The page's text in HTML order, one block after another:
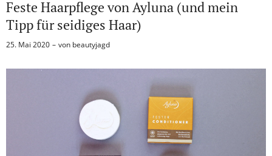
Feste Haarpflege von Ayluna (und mein
Tipp für seidiges Haar)
25. Mai 2020 von beautyjagd